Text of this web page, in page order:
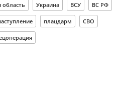
область Украина ВСУ ВС РФ
плацдарм СВО